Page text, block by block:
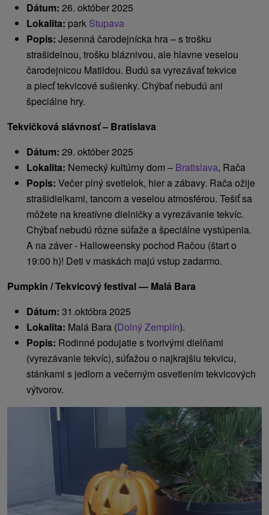
Dátum: 26. október 2025
Lokalita: park Stupava
Popis: Jesenná čarodejnícka hra – s trošku
strašidelnou, trošku bláznivou, ale hlavne veselou
čarodejnicou Matildou. Budú sa vyrezávať tekvice
a piecť tekvicové sušienky. Chýbať nebudú ani
špeciálne hry.
Tekvičková slávnosť – Bratislava
Dátum: 29. október 2025
Lokalita: Nemecký kultúrny dom – Bratislava, Rača
Popis: Večer plný svetielok, hier a zábavy. Rača ožije
strašidielkami, tancom a veselou atmosférou. Tešiť sa
môžete na kreatívne dielničky a vyrezávanie tekvíc.
Chýbať nebudú rôzne súťaže a špeciálne vystúpenia.
A na záver - Halloweensky pochod Račou (štart o
19:00 h)! Deti v maskách majú vstup zadarmo.
Pumpkin / Tekvicový festival — Malá Bara
Dátum: 31.októbra 2025
Lokalita: Malá Bara (Dolný Zemplín).
Popis: Rodinné podujatie s tvorivými dielňami
(vyrezávanie tekvíc), súťažou o najkrajšiu tekvicu,
stánkami s jedlom a večerným osvetlením tekvicových
výtvorov.